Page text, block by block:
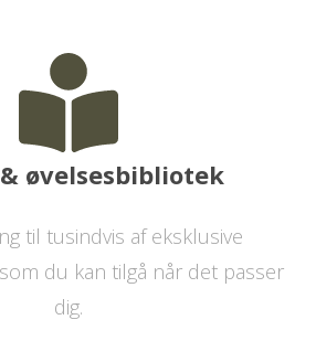
øvelsesbibliotek
til tusindvis af eksklusive
du kan tilgå når det passer
dig.